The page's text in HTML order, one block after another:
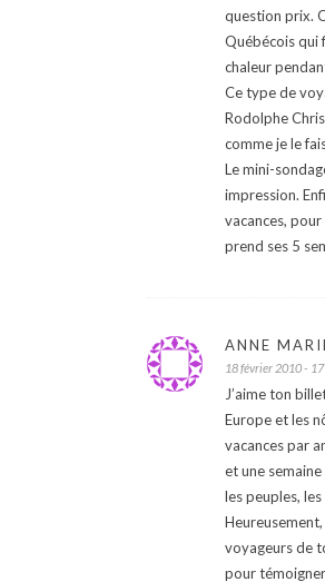
question prix.
Québécois qui
chaleur
Ce type de
Rodolphe
comme je le
Le mini-
impression.
vacances,
prend ses 5
ANNE
18 février 2010 -
J’aime ton
Europe et les
vacances par
et une
les peuples,
voyageurs de
pour